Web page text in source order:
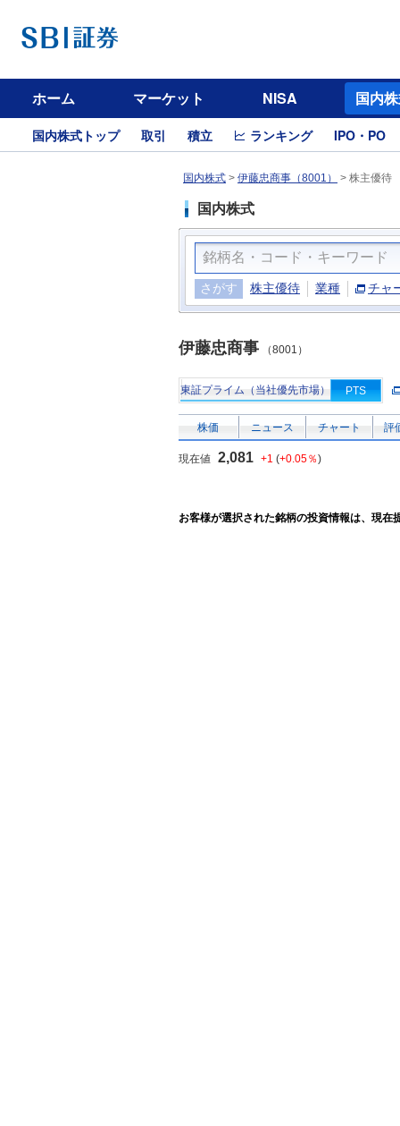
ホーム マーケット NISA 国内
国内株式トップ 取引 積立 ランキング IPO・PO
国内株式 > 伊藤忠商事（8001） > 株主優待
国内株式
さがす 株主優待 業種 チャ
伊藤忠商事 （8001）
東証プライム（当社優先市場） PTS
株価 ニュース チャート 評
現在値 2,081 +1 (+0.05％)
お客様が選択された銘柄の投資情報は、現在